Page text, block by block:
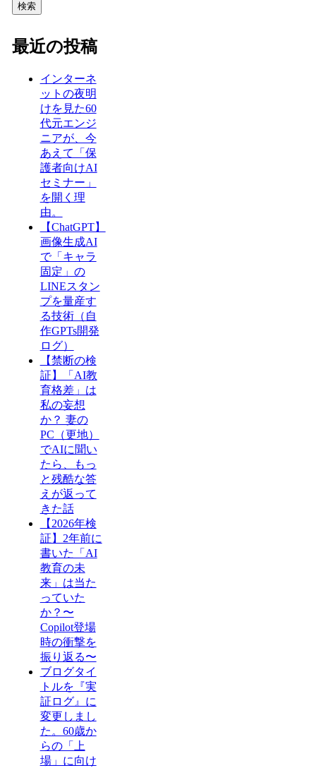
検索
最近の投稿
インターネ
ットの夜明
けを見た60
代元エンジ
ニアが、今
あえて「保
護者向けAI
セミナー」
を開く理
由。
【ChatGPT】
画像生成AI
で「キャラ
固定」の
LINEスタン
プを量産す
る技術（自
作GPTs開発
ログ）
【禁断の検
証】「AI教
育格差」は
私の妄想
か？ 妻の
PC（更地）
でAIに聞い
たら、もっ
と残酷な答
えが返って
きた話
【2026年検
証】2年前に
書いた「AI
教育の未
来」は当た
っていた
か？〜
Copilot登場
時の衝撃を
振り返る〜
ブログタイ
トルを『実
証ログ』に
変更しまし
た。60歳か
らの「上
場」に向け